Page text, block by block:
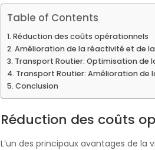
Table of Contents
Réduction des coûts opérationnels
Amélioration de la réactivité et de
Transport Routier: Optimisation de
Transport Routier: Amélioration de
Conclusion
Réduction des coûts
L’un des principaux avantages de la